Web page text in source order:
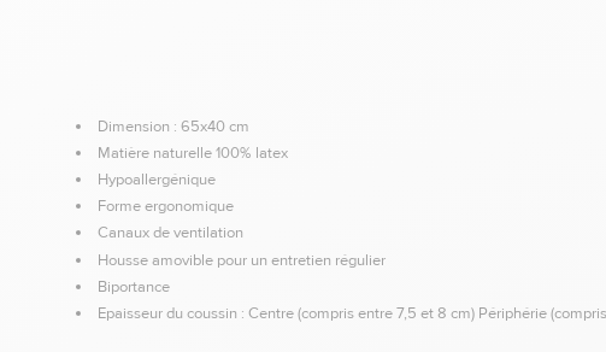
Dimension : 65x40 cm
Matière naturelle 100% latex
Hypoallergénique
Forme ergonomique
Canaux de ventilation
Housse amovible pour un entretien régulier
Biportance
Epaisseur du coussin : Centre (compris entre 7,5 et 8 cm) Périphérie